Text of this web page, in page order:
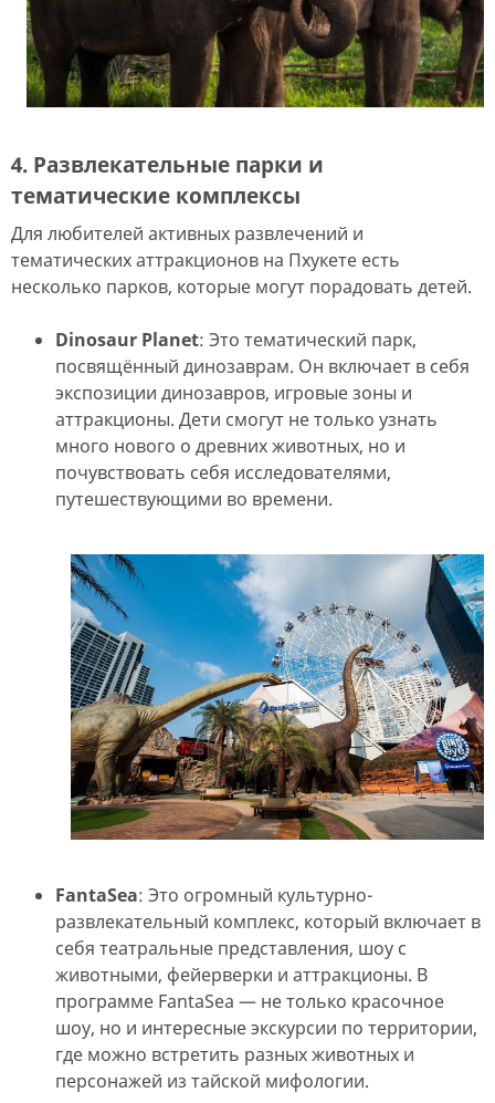
4. Развлекательные парки и
тематические комплексы
Для любителей активных развлечений и
тематических аттракционов на Пхукете есть
несколько парков, которые могут порадовать детей.
Dinosaur Planet: Это тематический парк,
посвящённый динозаврам. Он включает в себя
экспозиции динозавров, игровые зоны и
аттракционы. Дети смогут не только узнать
много нового о древних животных, но и
почувствовать себя исследователями,
путешествующими во времени.
FantaSea: Это огромный культурно-
развлекательный комплекс, который включает в
себя театральные представления, шоу с
животными, фейерверки и аттракционы. В
программе FantaSea — не только красочное
шоу, но и интересные экскурсии по территории,
где можно встретить разных животных и
персонажей из тайской мифологии.